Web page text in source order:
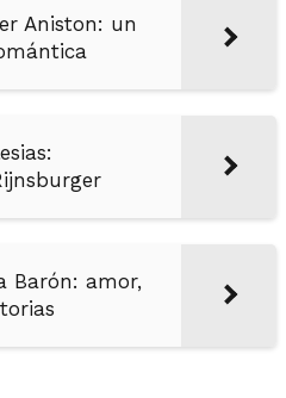
Aniston: un
Barón: amor,